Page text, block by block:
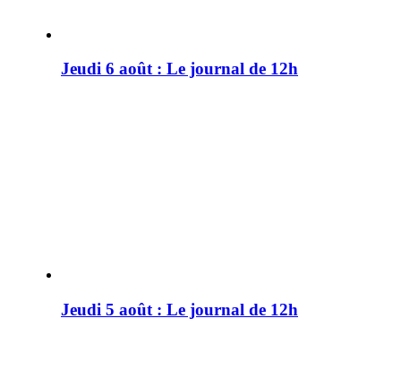
Jeudi 6 août : Le journal de 12h
Jeudi 5 août : Le journal de 12h